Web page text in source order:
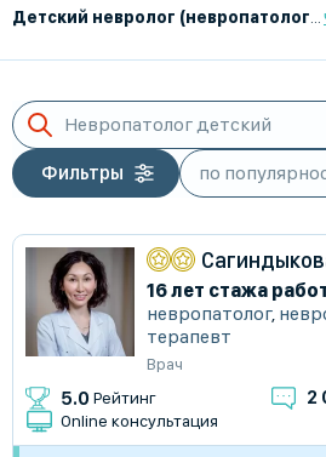
Невропатолог детский
Фильтры
16 лет стажа
невропатолог,
терапевт
Врач
5.0 Рейтинг 2
Online консультация